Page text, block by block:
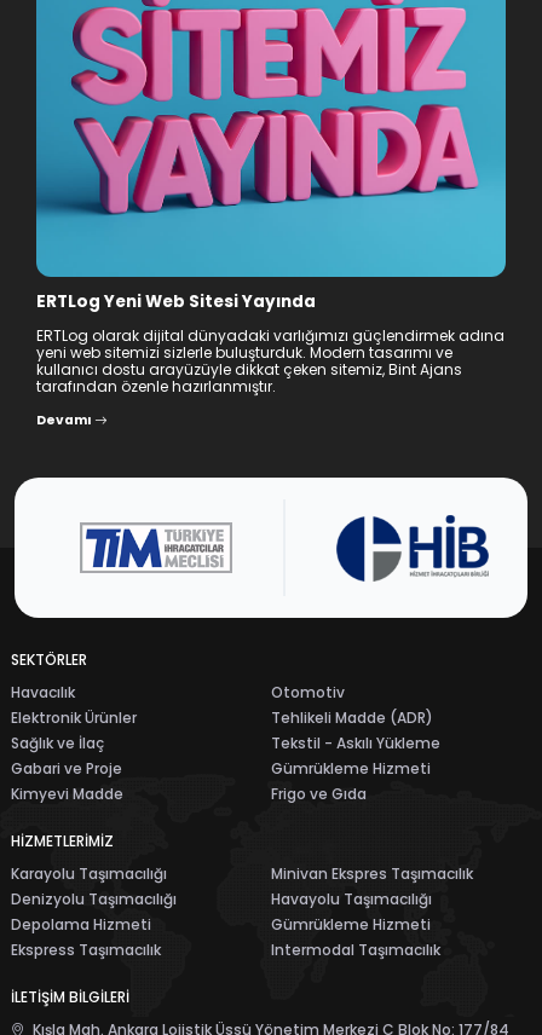
ERTLog Yeni Web Sitesi Yayında
ERTLog olarak dijital dünyadaki varlığımızı güçlendirmek adına
yeni web sitemizi sizlerle buluşturduk. Modern tasarımı ve
kullanıcı dostu arayüzüyle dikkat çeken sitemiz, Bint Ajans
Devamı
Elektronik Ürünler
Tehlikeli Madde (ADR)
Gabari ve Proje
Kimyevi Madde
Frigo ve Gıda
HİZMETLERİMİZ
Karayolu Taşımacılığı
Minivan Ekspres Taşımacılık
Denizyolu Taşımacılığı
Havayolu Taşımacılığı
Ekspress Taşımacılık
İLETİŞİM BİLGİLERİ
Kışla Mah. Ankara Lojistik Üssü Yönetim Merkezi C Blok No: 177/84
Kahramankazan, Ankara TÜRKİYE
Bu bir firmasıdır.